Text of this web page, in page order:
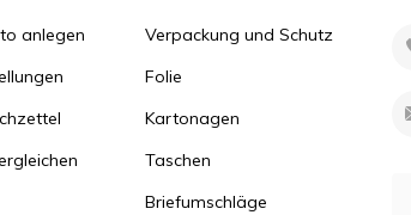
anlegen
Verpackung und Schutz
Folie
Kartonagen
Taschen
Briefumschläge